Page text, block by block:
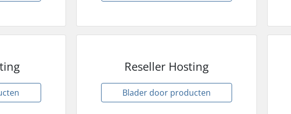
Reseller Hosting
Blader door producten